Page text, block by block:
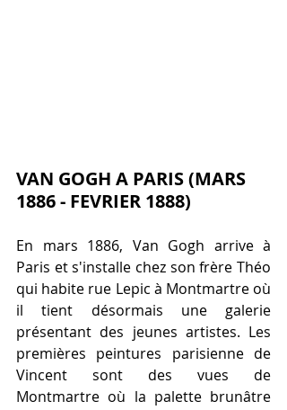
VAN GOGH A PARIS (MARS
1886 - FEVRIER 1888)
En mars 1886, Van Gogh arrive à
Paris et s'installe chez son frère Théo
qui habite rue Lepic à Montmartre où
il tient désormais une galerie
présentant des jeunes artistes. Les
premières peintures parisienne de
Vincent sont des vues de
Montmartre où la palette brunâtre